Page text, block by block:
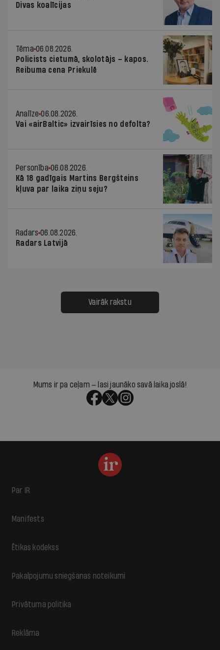
Divas koalīcijas
Tēma 06.08.2026.
Policists cietumā, skolotājs – kapos.
Reibuma cena Priekulē
Analīze 06.08.2026.
Vai «airBaltic» izvairīsies no defolta?
Personība 06.08.2026.
Kā 18 gadīgais Martins Bergšteins
kļuva par laika ziņu seju?
Radars 06.08.2026.
Radars Latvijā
Vairāk rakstu
Mums ir pa ceļam — lasi jaunāko savā laika joslā!
Par IR
Manifests
Ētikas kodekss
Pakalpojumu sniegšanas noteikumi
Privātuma politika
Reklāma